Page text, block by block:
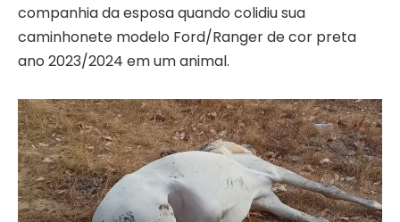
companhia da esposa quando colidiu sua
caminhonete modelo Ford/Ranger de cor preta
ano 2023/2024 em um animal.